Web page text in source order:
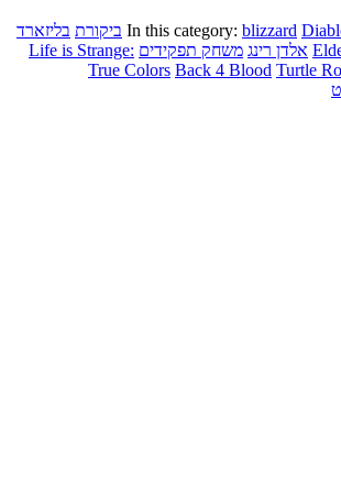
In this category: blizzard ביקורת בליזארד
אלדן רינג משחק תפקידים Life is Strange:
True Colors Back 4 Blood Turtle